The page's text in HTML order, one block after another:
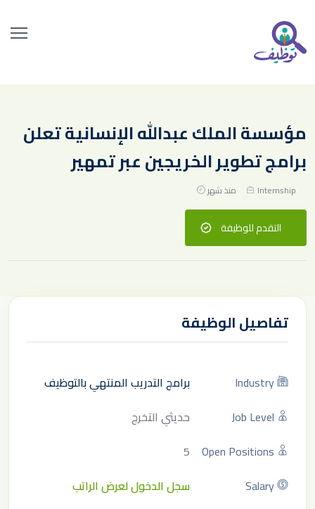
مؤسسة الملك عبدالله الإنسانية تعلن
برامج تطوير الخريجين عبر تمهير
Internship منذ شهر
التقدم للوظيفة
تفاصيل الوظيفة
Industry
برامج التدريب المنتهي بالتوظيف
Job Level
حديثي التخرج
Open Positions
5
Salary
سجل الدخول لعرض الراتب